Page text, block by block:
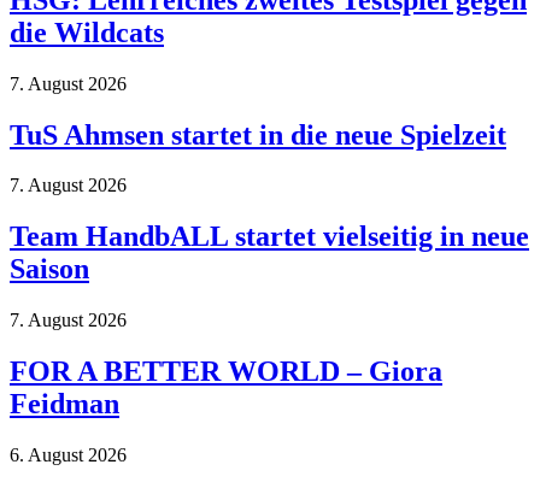
die Wildcats
7. August 2026
TuS Ahmsen startet in die neue Spielzeit
7. August 2026
Team HandbALL startet vielseitig in neue
Saison
7. August 2026
FOR A BETTER WORLD – Giora
Feidman
6. August 2026